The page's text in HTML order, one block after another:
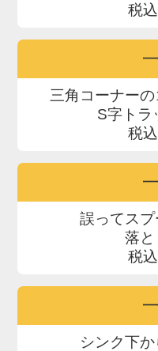
税
三角コーナー
S字トラ
税
誤ってス
落と
税
シンク下